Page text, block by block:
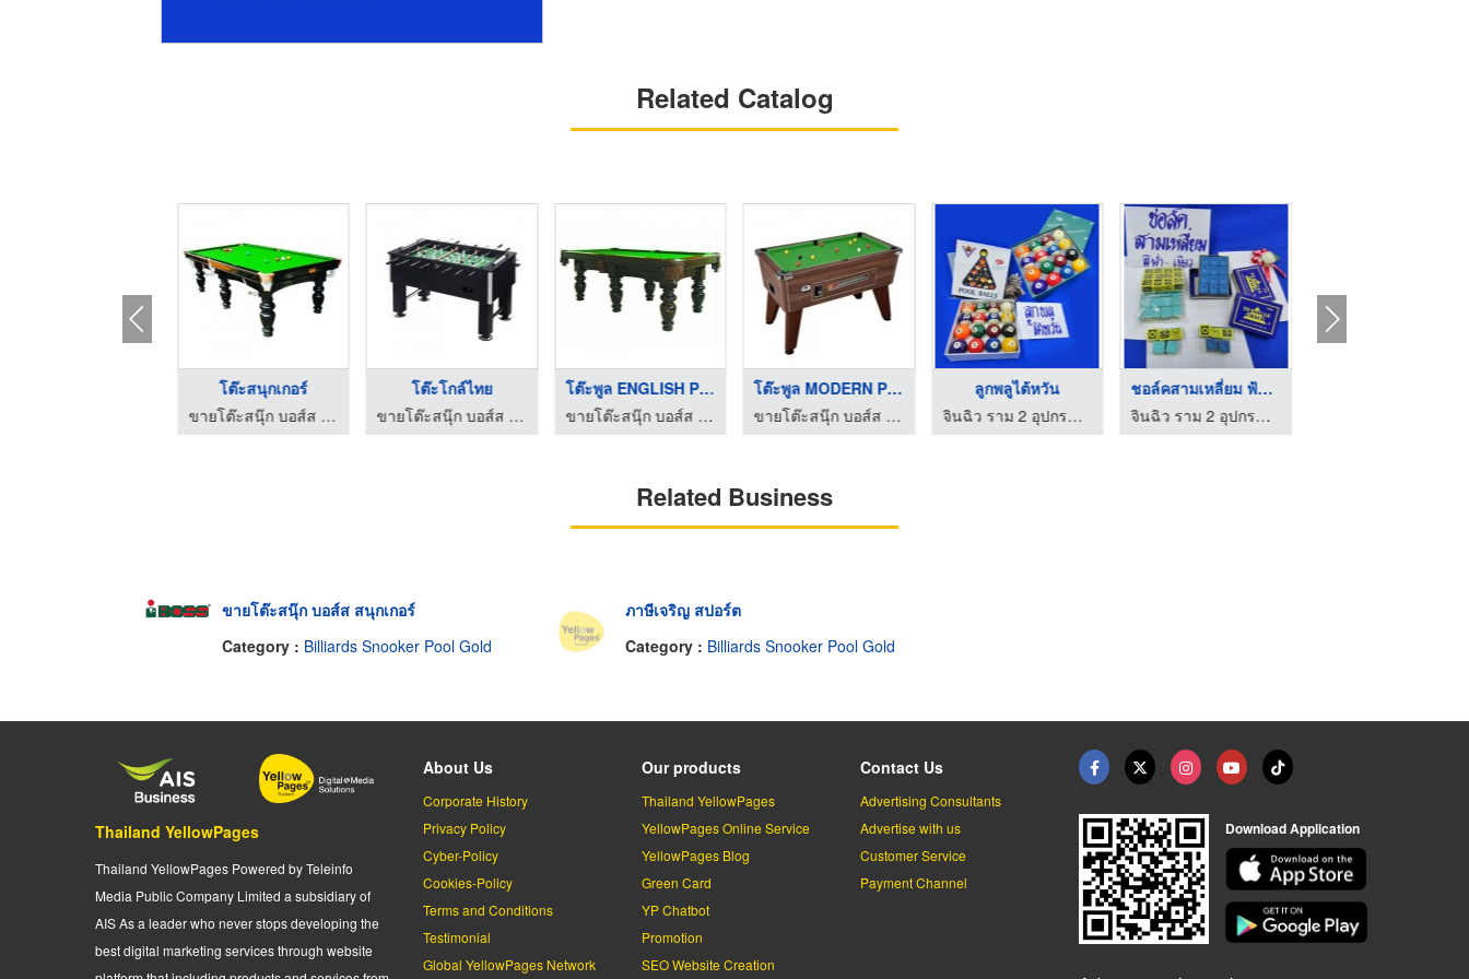
Related Catalog
โต๊ะสนุกเกอร์
ขายโต๊ะสนุ๊ก บอส์ส สนุกเกอร์
โต๊ะโกล์ไทย
ขายโต๊ะสนุ๊ก บอส์ส สนุกเกอร์
โต๊ะพูล ENGLISH POOL
ขายโต๊ะสนุ๊ก บอส์ส สนุกเกอร์
โต๊ะพูล MODERN POOL
ขายโต๊ะสนุ๊ก บอส์ส สนุกเกอร์
ลูกพลูไต้หวัน
จินฉิว ราม 2 อุปกรณ์โต๊ะสนุ๊ก
ชอล์คสามเหลี่ยม ฟ้า, ...
จินฉิว ราม 2 อุปกรณ์โต๊ะสนุ๊ก
Related Business
ขายโต๊ะสนุ๊ก บอส์ส สนุกเกอร์
Category : Billiards Snooker Pool Gold
ภาษีเจริญ สปอร์ต
Category : Billiards Snooker Pool Gold
Thailand YellowPages
Thailand YellowPages Powered by Teleinfo
Media Public Company Limited a subsidiary of
AIS As a leader who never stops developing the
best digital marketing services through website
About Us
Corporate History
Privacy Policy
Cyber-Policy
Cookies-Policy
Terms and Conditions
Testimonial
Global YellowPages Network
Our products
Thailand YellowPages
YellowPages Online Service
YellowPages Blog
Green Card
YP Chatbot
Promotion
SEO Website Creation
Contact Us
Advertising Consultants
Advertise with us
Customer Service
Payment Channel
Download Application